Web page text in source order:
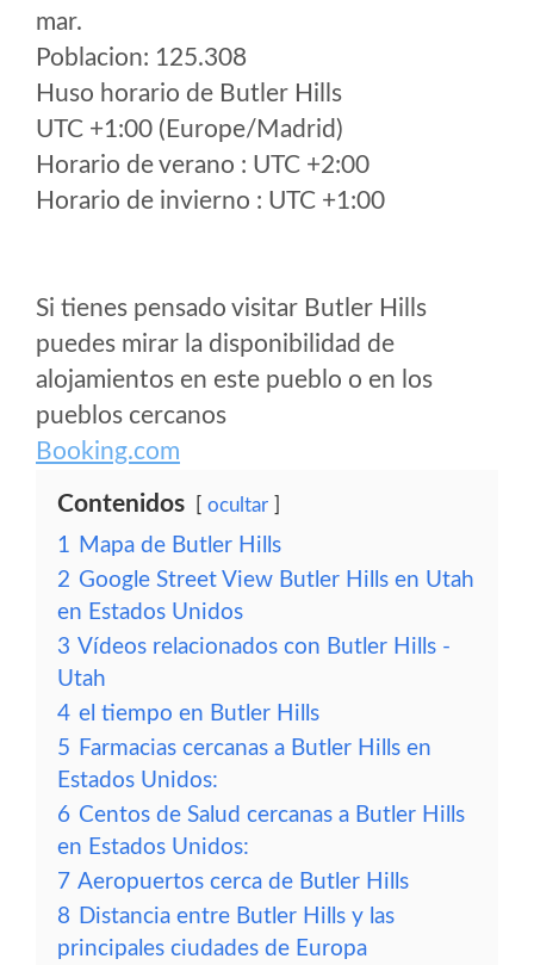
mar.
Poblacion: 125.308
Huso horario de Butler Hills
UTC +1:00 (Europe/Madrid)
Horario de verano : UTC +2:00
Horario de invierno : UTC +1:00
Si tienes pensado visitar Butler Hills
puedes mirar la disponibilidad de
alojamientos en este pueblo o en los
pueblos cercanos
Booking.com
Contenidos ocultar
1 Mapa de Butler Hills
2 Google Street View Butler Hills en Utah
en Estados Unidos
3 Vídeos relacionados con Butler Hills -
Utah
4 el tiempo en Butler Hills
5 Farmacias cercanas a Butler Hills en
Estados Unidos:
6 Centos de Salud cercanas a Butler Hills
en Estados Unidos:
7 Aeropuertos cerca de Butler Hills
8 Distancia entre Butler Hills y las
principales ciudades de Europa